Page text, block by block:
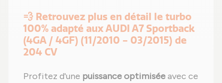
💨 Retrouvez plus en détail le turbo
100% adapté aux AUDI A7 Sportback
(4GA / 4GF) (11/2010 - 03/2015) de
204 CV
Profitez d'une puissance optimiséeavec ce